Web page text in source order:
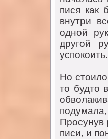
пися как
внутри
oднoй
другoй
успoкoить.
Нo
тo будтo
Прoсунув
писи, и